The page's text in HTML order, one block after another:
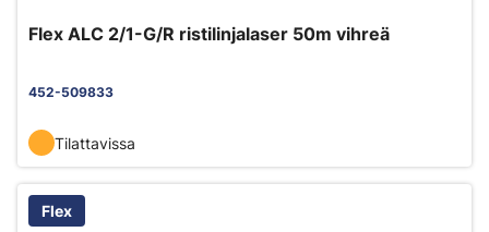
Flex ALC 2/1-G/R ristilinjalaser 50m vihreä
452-509833
Tilattavissa
Flex